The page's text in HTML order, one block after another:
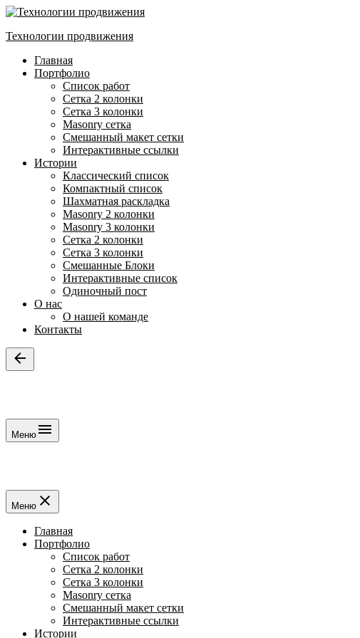
Технологии продвижения
Главная
Портфолио
Список работ
Сетка 2 колонки
Сетка 3 колонки
Masonry сетка
Смешанный макет сетки
Интерактивные ссылки
Истории
Классический список
Компактный список
Шахматная раскладка
Masonry 2 колонки
Masonry 3 колонки
Сетка 2 колонки
Сетка 3 колонки
Смешанные Блоки
Интерактивные список
Одиночный пост
О нас
О нашей команде
Контакты
Меню
Меню
Главная
Портфолио
Список работ
Сетка 2 колонки
Сетка 3 колонки
Masonry сетка
Смешанный макет сетки
Интерактивные ссылки
Истории